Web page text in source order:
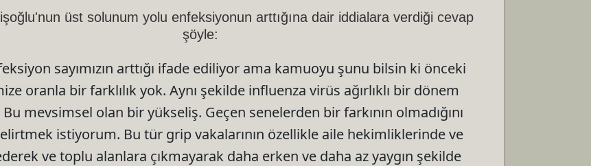
üst solunum yolu enfeksiyonun arttığına dair iddialara verdiği cevap
şöyle:
sayımızın arttığı ifade ediliyor ama kamuoyu şunu bilsin ki önceki
oranla bir farklılık yok. Aynı şekilde influenza virüs ağırlıklı bir dönem
Bu mevsimsel olan bir yükseliş. Geçen senelerden bir farkının olmadığını
istiyorum. Bu tür grip vakalarının özellikle aile hekimliklerinde ve
ve toplu alanlara çıkmayarak daha erken ve daha az yaygın şekilde